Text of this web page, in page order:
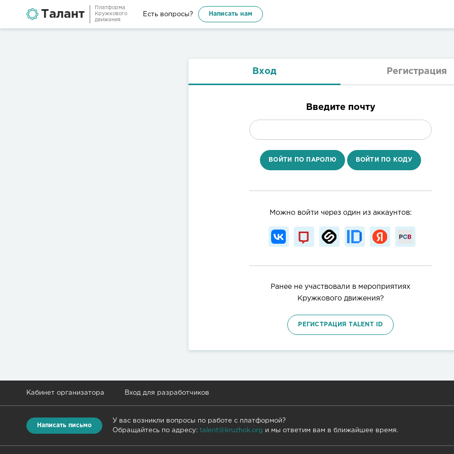
Талант
Платформа
Кружкового
движения
Есть вопросы? Написать нам
Вход Регистрация
Введите почту
ВОЙТИ ПО ПАРОЛЮ ВОЙТИ ПО КОДУ
Можно войти через один из аккаунтов:
Ранее не участвовали в мероприятиях
Кружкового движения?
РЕГИСТРАЦИЯ TALENT ID
Кабинет организатора Вход для разработчиков
Написать письмо
У вас возникли вопросы по работе с платформой?
Обращайтесь по адресу: talent@kruzhok.org и мы ответим вам в ближайшее время.